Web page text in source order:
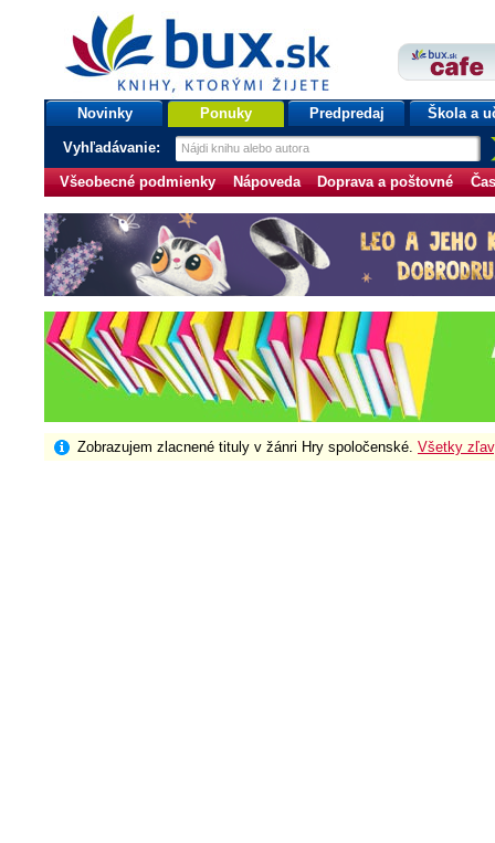
bux.sk
knihy, ktorými žijete
Úvodná stránka
Novinky Ponuky Predpredaj Škola a
Vyhľadávanie:
Všeobecné podmienky Nápoveda Doprava a poštovné
Zobrazujem zlacnené tituly v žánri Hry spoločenské. Všetky